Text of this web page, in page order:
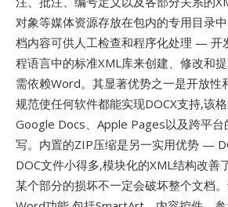
对象等媒体资源存放在包内的专用目录
档内容可供人工检查和程序化处理 — 开
程语言中的标准XML库来创建、修改和
需依赖Word。其显著优势之一是开放性
规范使任何软件都能实现DOCX支持,该
Google Docs、Apple Pages以及跨平台
写。内置的ZIP压缩是另一实用优势 —
DOC文件小得多,模块化的XML结构改善
某个部分的损坏不一定会破坏整个文档